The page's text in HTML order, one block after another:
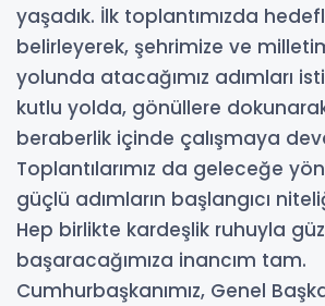
yaşadık. İlk toplantımızda
belirleyerek, şehrimize ve
yolunda atacağımız adımları
kutlu yolda, gönüllere
beraberlik içinde çalışmaya
Toplantılarımız da geleceğe
güçlü adımların başlangıcı
Hep birlikte kardeşlik ruhuyla
başaracağımıza inancım tam.
Cumhurbaşkanımız, Genel